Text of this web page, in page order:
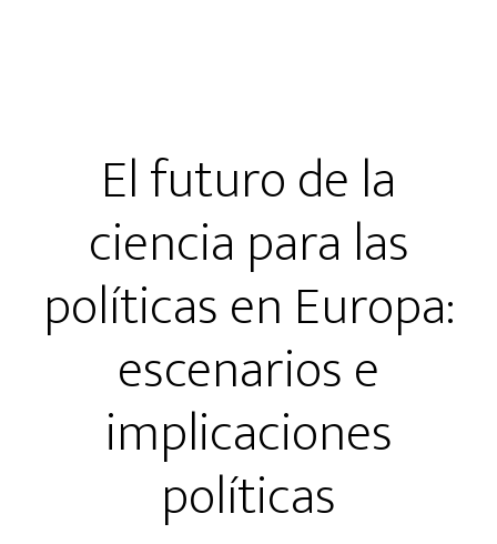
El futuro de la
ciencia para las
políticas en Europa:
escenarios e
implicaciones
políticas